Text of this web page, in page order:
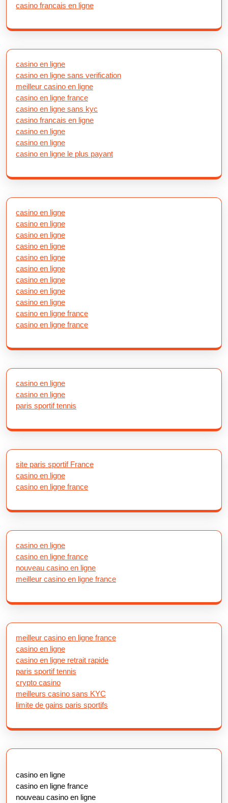
casino francais en ligne
casino en ligne
casino en ligne sans verification
meilleur casino en ligne
casino en ligne france
casino en ligne sans kyc
casino francais en ligne
casino en ligne
casino en ligne
casino en ligne le plus payant
casino en ligne
casino en ligne
casino en ligne
casino en ligne
casino en ligne
casino en ligne
casino en ligne
casino en ligne
casino en ligne
casino en ligne france
casino en ligne france
casino en ligne
casino en ligne
paris sportif tennis
site paris sportif France
casino en ligne
casino en ligne france
casino en ligne
casino en ligne france
nouveau casino en ligne
meilleur casino en ligne france
meilleur casino en ligne france
casino en ligne
casino en ligne retrait rapide
paris sportif tennis
crypto casino
meilleurs casino sans KYC
limite de gains paris sportifs
casino en ligne
casino en ligne france
nouveau casino en ligne